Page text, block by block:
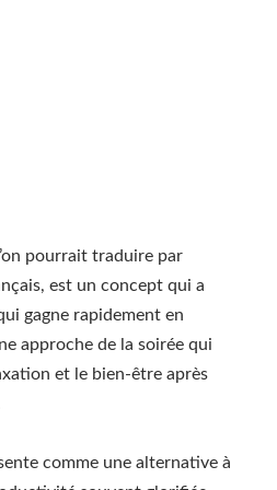
pourrait traduire par
est un concept qui a
gagne rapidement en
approche de la soirée qui
et le bien-être après
comme une alternative à